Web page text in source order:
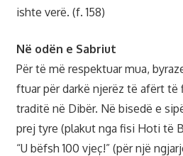
ishte verë. (f. 158)
Në odën e Sabriut
Për të më respektuar mua,
ftuar për darkë njerëz të afërt të
traditë në Dibër. Në bisedë e
prej tyre (plakut nga fisi Hoti të
“U bëfsh 100 vjeç!” (për një